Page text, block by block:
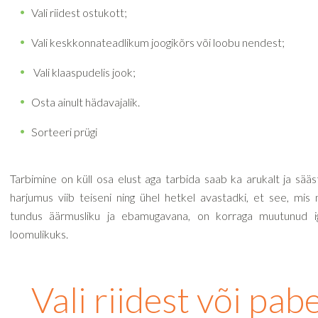
Vali riidest ostukott;
Vali keskkonnateadlikum joogikõrs või loobu nendest;
Vali klaaspudelis jook;
Osta ainult hädavajalik.
Sorteeri prügi
Tarbimine on küll osa elust aga tarbida saab ka arukalt ja
harjumus viib teiseni ning ühel hetkel avastadki, et see, mis
tundus äärmusliku ja ebamugavana, on korraga muutunud
loomulikuks.
Vali riidest või